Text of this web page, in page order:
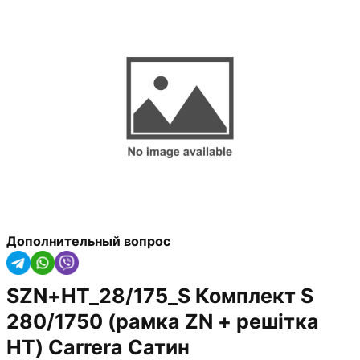
Дополнительный вопрос
SZN+HT_28/175_S Комплект S
280/1750 (рамка ZN + решітка
НТ) Carrera Сатин